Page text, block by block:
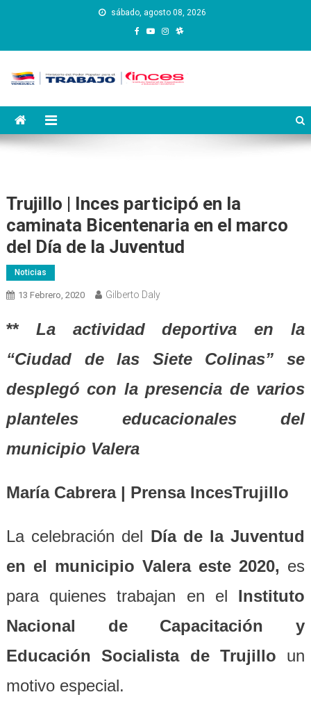
sábado, agosto 08, 2026
Instituto Nacional de
Capacitación y Educación
Trujillo | Inces participó en la
caminata Bicentenaria en el marco
del Día de la Juventud
Noticias
13 Febrero, 2020 Gilberto Daly
** La actividad deportiva en la
“Ciudad de las Siete Colinas” se
desplegó con la presencia de varios
planteles educacionales del
municipio Valera
María Cabrera | Prensa IncesTrujillo
La celebración del Día de la Juventud
en el municipio Valera este 2020, es
para quienes trabajan en el Instituto
Nacional de Capacitación y
Educación Socialista de Trujillo un
motivo especial.